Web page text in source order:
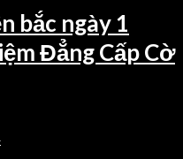
bắc ngày 1
Đẳng Cấp Cờ